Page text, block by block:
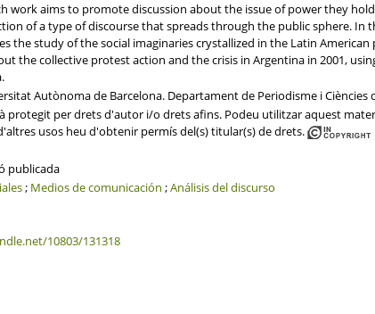
work aims to promote discussion about the issue of power they
of a type of discourse that spreads through the public sphere. In
the study of the social imaginaries crystallized in the Latin
the collective protest action and the crisis in Argentina in 2001,
Autònoma de Barcelona. Departament de Periodisme i Ciències
protegit per drets d'autor i/o drets afins. Podeu utilitzar aquest
usos heu d'obtenir permís del(s) titular(s) de drets.
publicada
; Medios de comunicación ;Análisis del discurso
10803/131318